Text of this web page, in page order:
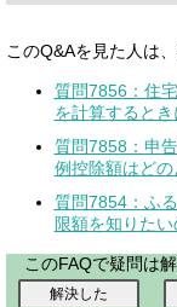
このQ&Aを見た人は
質問7856：住
を計算すると
質問7858：申
例控除額はど
質問7854：ふ
限額を知りた
このFAQで疑問は